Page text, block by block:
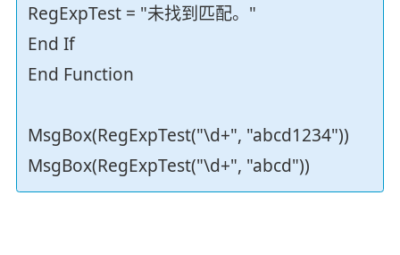
RegExpTest = "未找到匹配。"
End If
End Function
MsgBox(RegExpTest("\d+", "abcd1234"))
MsgBox(RegExpTest("\d+", "abcd"))